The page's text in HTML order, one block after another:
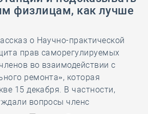
физлицам, как лучше
о Научно-практической
прав саморегулируемых
во взаимодействии с
ремонта», которая
15 декабря. В частности,
вопросы членс